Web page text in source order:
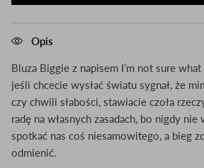
Opis
Bluza Biggie z napisem I’m not sure
jeśli chcecie wysłać światu sygnał, że
czy chwili słabości, stawiacie czoła
radę na własnych zasadach, bo nigdy
spotkać nas coś niesamowitego, a bieg
odmienić.